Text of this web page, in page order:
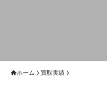
ホーム 買取実績